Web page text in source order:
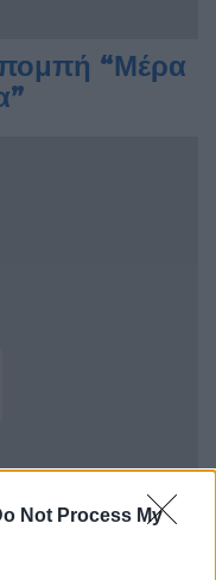
Not Process My
“Μέρα